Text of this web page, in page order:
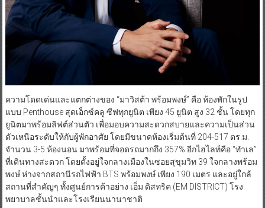
ความโดดเด่นและแตกต่างของ “มาวิสต้า พร้อมพงษ์” คือ ห้องพักในรูป
แบบ Penthouse สุดเอ็กซ์คลู ซีฟทุกยูนิต เพียง 45 ยูนิต สูง 32 ชั้น โดยทุก
ยูนิตมาพร้อมลิฟต์ส่วนตัว เพื่อมอบความสะดวกสบายและความเป็นส่วน
ตัวเหนือระดับให้กับผู้พักอาศัย โดยมีขนาดห้องเริ่มต้นที่ 204-517 ตร.ม.
จำนวน 3-5 ห้องนอน มาพร้อมที่จอดรถมากถึง 357% อีกไฮไลท์คือ “ทำเล”
ที่เดินทางสะดวก โดยตั้งอยู่ใจกลางเมืองในซอยสุขุมวิท 39 ใจกลางพร้อม
พงษ์ ห่างจากสถานีรถไฟฟ้า BTS พร้อมพงษ์ เพียง 190 เมตร และอยู่ใกล้
สถานที่สำคัญๆ ทั้งศูนย์การค้าอย่าง เอ็ม ดิสทริค (EM DISTRICT) โรง
พยาบาลชั้นนำและโรงเรียนนานาชาติ